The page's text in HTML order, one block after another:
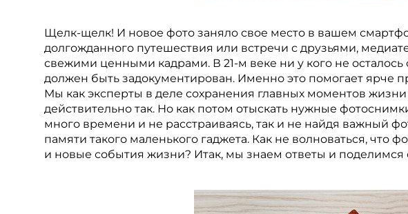
Щелк-щелк! И новое фото заняло свое место в вашем
долгожданного путешествия или встречи с друзьями,
свежими ценными кадрами. В 21-м веке ни у кого не
должен быть задокументирован. Именно это помогает ярче
Мы как эксперты в деле сохранения главных моментов
действительно так. Но как потом отыскать нужные
много времени и не расстраиваясь, так и не найдя важный
памяти такого маленького гаджета. Как не волноваться, что
и новые события жизни? Итак, мы знаем ответы и поделимся